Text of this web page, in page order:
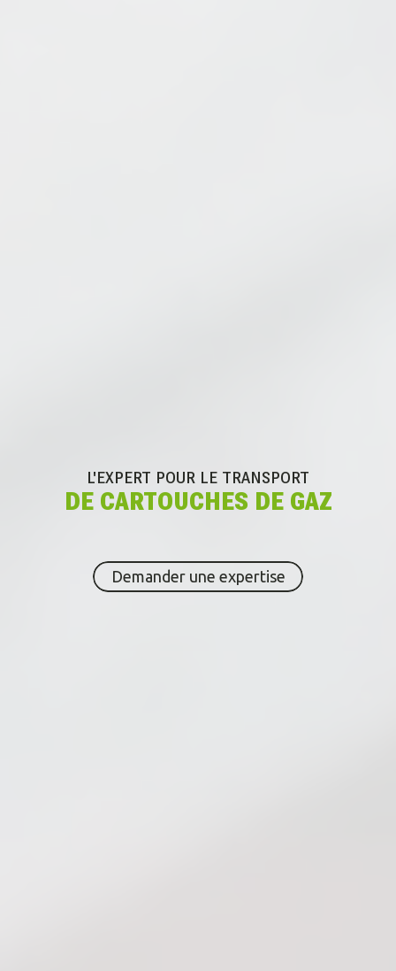
L'EXPERT POUR LE TRANSPORT
DE CARTOUCHES DE GAZ
Demander une expertise